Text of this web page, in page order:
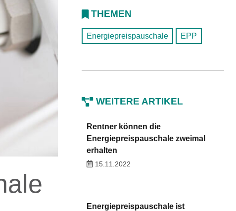
THEMEN
Energiepreispauschale EPP
WEITERE ARTIKEL
Rentner können die
Energiepreispauschale zweimal
erhalten
15.11.2022
Energiepreispauschale ist